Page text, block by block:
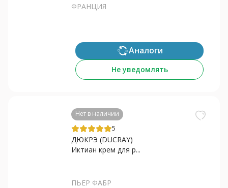
ФРАНЦИЯ
Аналоги
Не уведомлять
Нет в наличии
5
ДЮКРЭ (DUCRAY)
Иктиан крем для р...
ПЬЕР ФАБР